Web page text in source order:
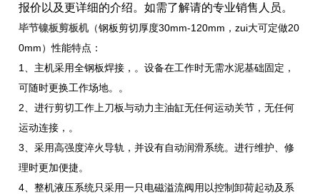
报价以及更详细的介绍。如需了解请的专业销售人员。
毕节镍板剪板机（钢板剪切厚度30mm-120mm，zui大可定做20
0mm）性能特点：
1、主机采用全钢板焊接，。设备在工作时无需水泥基础固定，
可随时更换工作场地。。
2、进行剪切工作上刀板与动力主油缸无任何运动关节，无任何
运动连接，。
3、采用高强度淬火导轨，并设有自动润滑系统。进行维护、修
理时更加便捷。
4、整机液压系统只采用一只电磁溢流阀用以控制卸荷起动及系